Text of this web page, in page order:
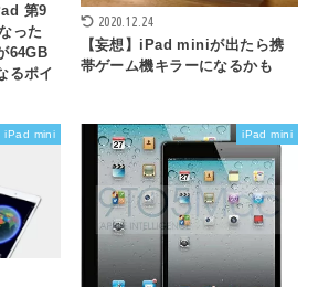
第9
った
64GB
るポイ
2020.12.24
【妄想】iPad miniが出たら携
帯ゲーム機キラーになるかも
iPad mini iPad mini